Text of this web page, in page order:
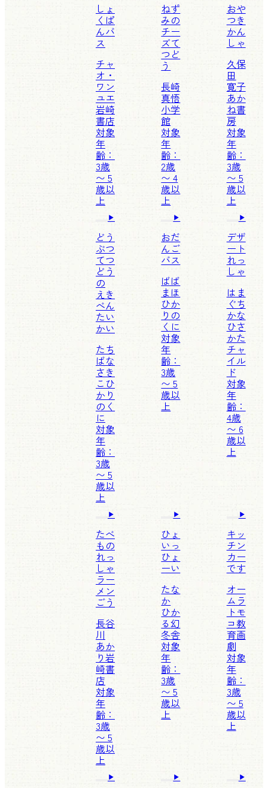
しょ
くぱ
んバ
ス
チャ
オ・
ワン
ユエ
岩崎
書店
対象
年
齢：
3歳
〜 5
歳以
上
ねず
みの
チー
ズて
つど
う
長崎
真悟
小学
館
対象
年
齢：
2歳
〜 4
歳以
上
おや
つき
かん
しゃ
久保
田
寛子
あか
ね書
房
対象
年
齢：
3歳
〜 5
歳以
上
どう
ぶつ
てつ
どう
の
えき
べん
たい
かい
たち
ばな
さき
こ ひ
かり
のく
に
対象
年
齢：
3歳
〜 5
歳以
上
おだ
んご
バス
ばば
まほ
ひか
りの
くに
対象
年
齢：
3歳
〜 5
歳以
上
デザ
ート
れっ
しゃ
はま
ぐち
かな
ひさ
かた
チャ
イル
ド
対象
年
齢：
4歳
〜 6
歳以
上
たべ
もの
れっ
しゃ
ラー
メン
ごう
長谷
川
あか
り岩
崎書
店
対象
年
齢：
3歳
〜 5
歳以
上
ひょ
いっ
ひょ
ーい
たな
か
ひか
る幻
冬舎
対象
年
齢：
3歳
〜 5
歳以
上
キッ
チン
カー
です
オー
ムラ
トモ
コ教
育画
劇
対象
年
齢：
3歳
〜 5
歳以
上